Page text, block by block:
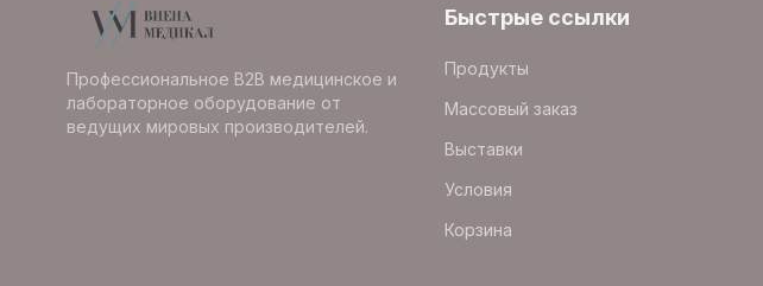
Профессиональное B2B медицинское и
лабораторное оборудование от
ведущих мировых производителей.
Быстрые ссылки
Продукты
Массовый заказ
Выставки
Условия
Корзина